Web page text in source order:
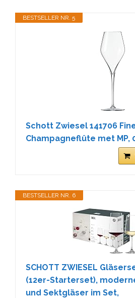
BESTSELLER NR. 5
Schott Zwiesel 141706
Champagneflûte met MP,
BESTSELLER NR. 6
SCHOTT ZWIESEL
(12er-Starterset),
und Sektgläser im Set,